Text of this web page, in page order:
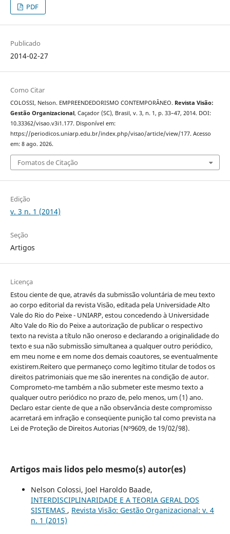
PDF
Publicado
2014-02-27
Como Citar
COLOSSI, Nelson. EMPREENDEDORISMO CONTEMPORÂNEO. Revista Visão:
Gestão Organizacional, Caçador (SC), Brasil, v. 3, n. 1, p. 33–47, 2014. DOI:
10.33362/visao.v3i1.177. Disponível em:
https://periodicos.uniarp.edu.br/index.php/visao/article/view/177. Acesso
em: 8 ago. 2026.
Fomatos de Citação
Edição
v. 3 n. 1 (2014)
Seção
Artigos
Licença
Estou ciente de que, através da submissão voluntária de meu texto
ao corpo editorial da revista Visão, editada pela Universidade Alto
Vale do Rio do Peixe - UNIARP, estou concedendo à Universidade
Alto Vale do Rio do Peixe a autorização de publicar o respectivo
texto na revista a título não oneroso e declarando a originalidade do
texto e sua não submissão simultanea a qualquer outro periódico,
em meu nome e em nome dos demais coautores, se eventualmente
existirem.Reitero que permaneço como legítimo titular de todos os
direitos patrimoniais que me são inerentes na condição de autor.
Comprometo-me também a não submeter este mesmo texto a
qualquer outro periódico no prazo de, pelo menos, um (1) ano.
Declaro estar ciente de que a não observância deste compromisso
acarretará em infração e conseqüente punição tal como prevista na
Lei de Proteção de Direitos Autorias (Nº9609, de 19/02/98).
Artigos mais lidos pelo mesmo(s) autor(es)
Nelson Colossi, Joel Haroldo Baade,
INTERDISCIPLINARIDADE E A TEORIA GERAL DOS
SISTEMAS , Revista Visão: Gestão Organizacional: v. 4
n. 1 (2015)